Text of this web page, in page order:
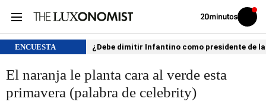
Volver
Iniciar
sesión
ENCUESTA ¿Debe dimitir Infantino como presidente de
El naranja le planta cara al verde esta
primavera (palabra de celebrity)